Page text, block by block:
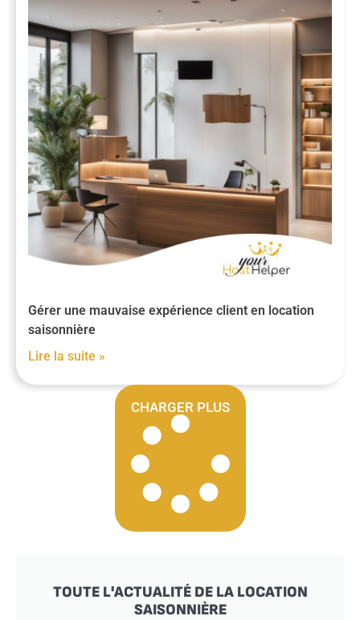
Gérer une mauvaise expérience client en location
saisonnière
Lire la suite »
CHARGER PLUS
TOUTE L'ACTUALITÉ DE LA LOCATION
SAISONNIÈRE